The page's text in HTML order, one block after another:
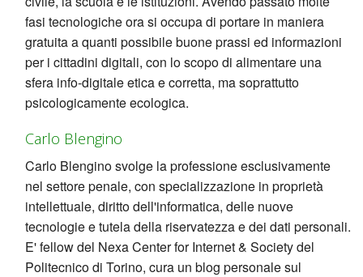
fasi tecnologiche ora si occupa di portare in maniera
gratuita a quanti possibile buone prassi ed informazioni
per i cittadini digitali, con lo scopo di alimentare una
sfera info-digitale etica e corretta, ma soprattutto
psicologicamente ecologica.
Carlo Blengino
Carlo Blengino svolge la professione esclusivamente
nel settore penale, con specializzazione in proprietà
intellettuale, diritto dell'informatica, delle nuove
tecnologie e tutela della riservatezza e dei dati personali.
E' fellow del Nexa Center for Internet & Society del
Politecnico di Torino, cura un blog personale sul